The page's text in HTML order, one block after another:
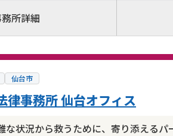
所詳細
仙台市
な状況から救うために、寄り添えるパ
律事務所 仙台オフィス